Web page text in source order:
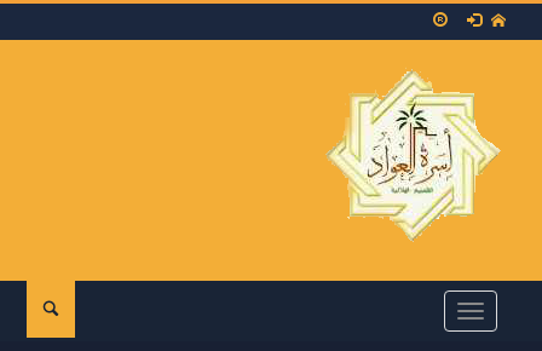
Toggle
navigation